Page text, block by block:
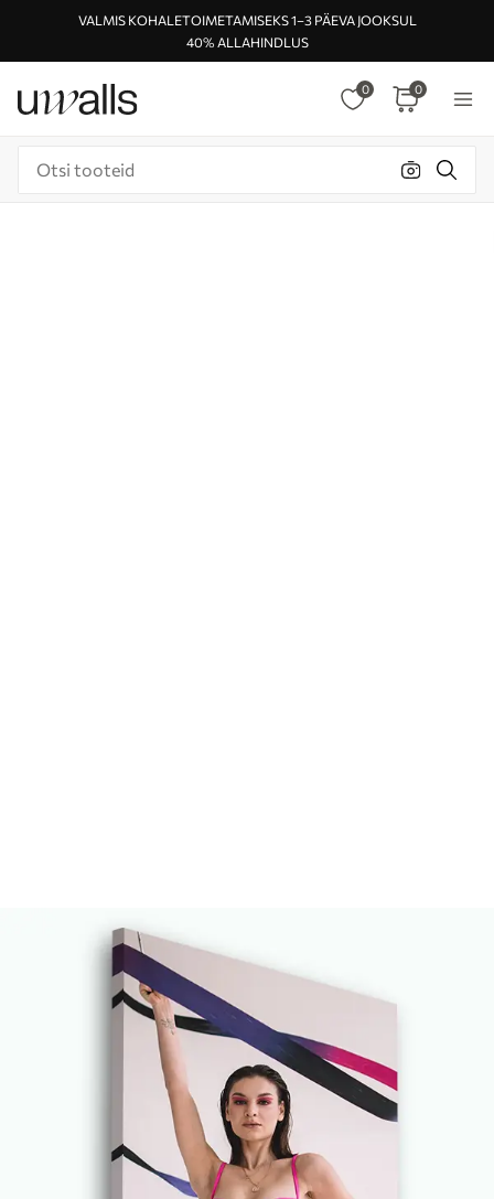
VALMIS KOHALETOIMETAMISEKS 1–3 PÄEVA JOOKSUL
40% ALLAHINDLUS
0 0